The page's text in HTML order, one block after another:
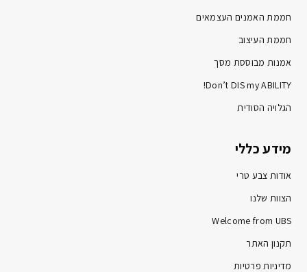
חממת האמנים העצמאים
חממת העיצוב
אמנות מבוססת מסך
Don’t DIS my ABILITY!
הגלויה הסודית
מידע כללי
אודות צבע טרי
הצוות שלנו
Welcome from UBS
תקנון האתר
מדיניות פרטיות